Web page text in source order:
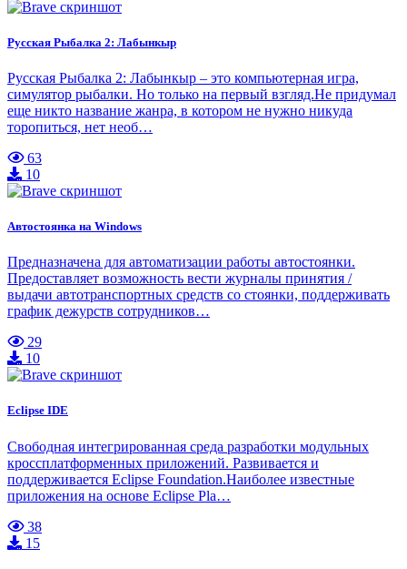
Русская Рыбалка 2: Лабынкыр
Русская Рыбалка 2: Лабынкыр – это компьютерная игра,
симулятор рыбалки. Но только на первый взгляд.Не придумал
еще никто название жанра, в котором не нужно никуда
торопиться, нет необ…
63
10
Автостоянка на Windows
Предназначена для автоматизации работы автостоянки.
Предоставляет возможность вести журналы принятия /
выдачи автотранспортных средств со стоянки, поддерживать
график дежурств сотрудников…
29
10
Eclipse IDE
Cвободная интегрированная среда разработки модульных
кроссплатформенных приложений. Развивается и
поддерживается Eclipse Foundation.Наиболее известные
приложения на основе Eclipse Pla…
38
15